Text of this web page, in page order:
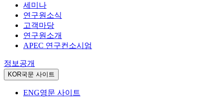
세미나
연구원소식
고객마당
연구원소개
APEC 연구컨소시엄
정보공개
KOR국문 사이트
ENG영문 사이트